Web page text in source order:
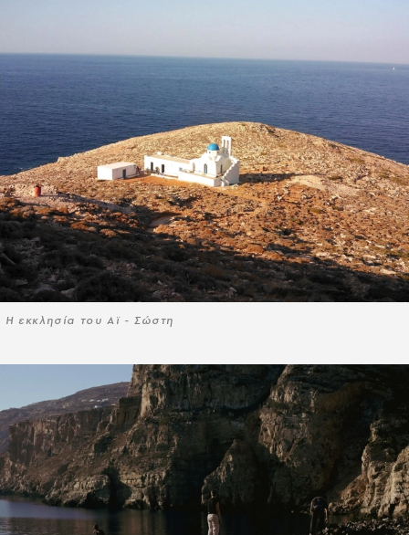
Η εκκλησία του Αϊ - Σώστη